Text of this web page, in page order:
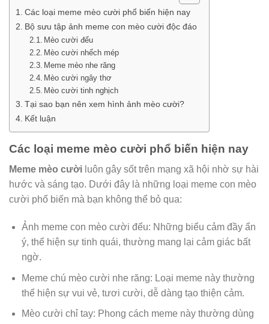
Các loại meme mèo cười phổ biến hiện nay
Bộ sưu tập ảnh meme con mèo cười độc đáo
Mèo cười đểu
Mèo cười nhếch mép
Meme mèo nhe răng
Mèo cười ngây thơ
Mèo cười tinh nghịch
Tại sao bạn nên xem hình ảnh mèo cười?
Kết luận
Các loại meme mèo cười phổ biến hiện nay
Meme mèo cười luôn gây sốt trên mạng xã hội nhờ sự hài
hước và sáng tạo. Dưới đây là những loại meme con mèo
cười phổ biến mà bạn không thể bỏ qua:
Ảnh meme con mèo cười đểu: Những biểu cảm đầy ẩn
ý, thể hiện sự tinh quái, thường mang lại cảm giác bất
ngờ.
Meme chú mèo cười nhe răng: Loại meme này thường
thể hiện sự vui vẻ, tươi cười, dễ dàng tạo thiện cảm.
Mèo cười chỉ tay: Phong cách meme này thường dùng